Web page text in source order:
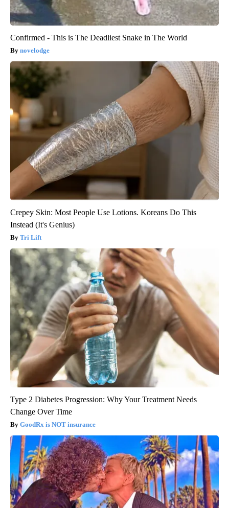
Confirmed - This is The Deadliest Snake in The World
novelodge
Crepey Skin: Most People Use Lotions. Koreans Do This
Instead (It's Genius)
Tri Lift
Type 2 Diabetes Progression: Why Your Treatment Needs
Change Over Time
GoodRx is NOT insurance